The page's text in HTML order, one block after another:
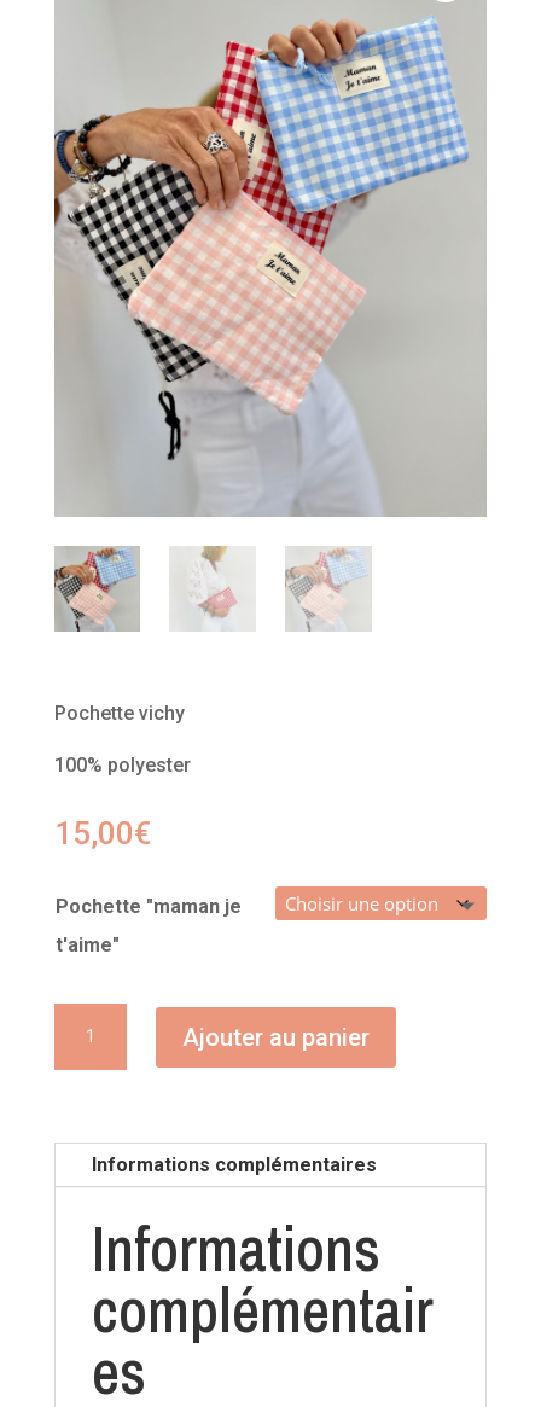
Pochette vichy
100% polyester
15,00€
Pochette "maman je
t'aime"
je
t'aime"
Ajouter au panier
Informations complémentaires
Informations
complémentair
es